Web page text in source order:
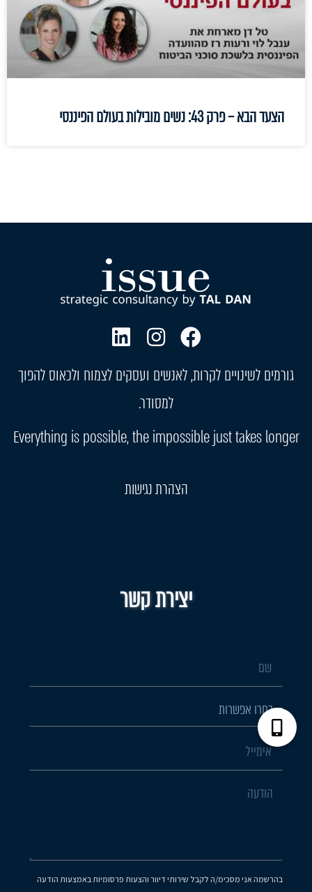
הצעד הבא – פרק 43: נשים מובילות בעולם הפיננסי
גורמים לשינויים לקרות, לאנשים ועסקים לצמוח ולכאוס להפוך
למסודר.
Everything is possible, the impossible just takes longer
הצהרת נגישות
יצירת קשר
בהרשמה אני מסכימ/ה לקבל שירותי דיוור והצעות פרסומיות באמצעות הודעה